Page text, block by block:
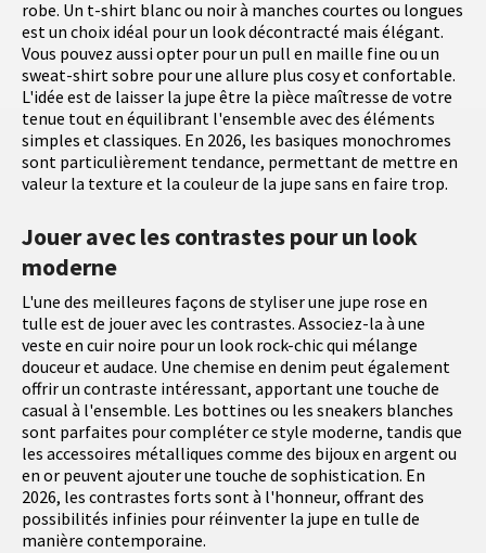
robe. Un t-shirt blanc ou noir à manches courtes ou longues
est un choix idéal pour un look décontracté mais élégant.
Vous pouvez aussi opter pour un pull en maille fine ou un
sweat-shirt sobre pour une allure plus cosy et confortable.
L'idée est de laisser la jupe être la pièce maîtresse de votre
tenue tout en équilibrant l'ensemble avec des éléments
simples et classiques. En 2026, les basiques monochromes
sont particulièrement tendance, permettant de mettre en
valeur la texture et la couleur de la jupe sans en faire trop.
Jouer avec les contrastes pour un look
moderne
L'une des meilleures façons de styliser une jupe rose en
tulle est de jouer avec les contrastes. Associez-la à une
veste en cuir noire pour un look rock-chic qui mélange
douceur et audace. Une chemise en denim peut également
offrir un contraste intéressant, apportant une touche de
casual à l'ensemble. Les bottines ou les sneakers blanches
sont parfaites pour compléter ce style moderne, tandis que
les accessoires métalliques comme des bijoux en argent ou
en or peuvent ajouter une touche de sophistication. En
2026, les contrastes forts sont à l'honneur, offrant des
possibilités infinies pour réinventer la jupe en tulle de
manière contemporaine.